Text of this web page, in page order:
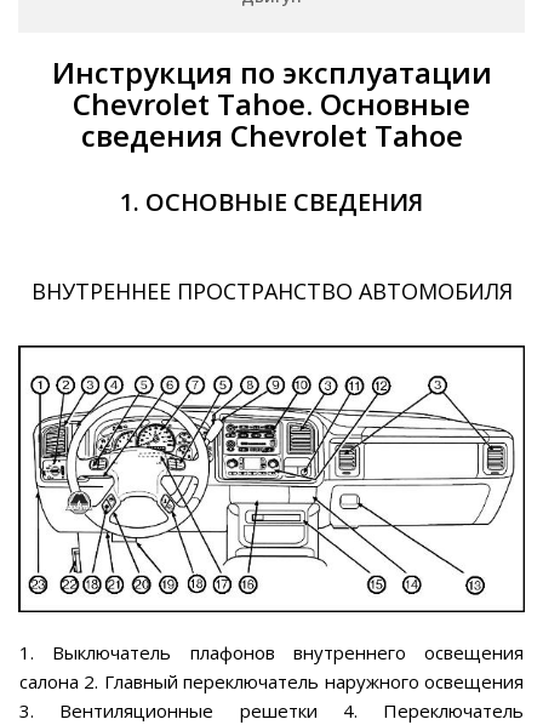
Инструкция по эксплуатации
Chevrolet Tahoe. Основные
сведения Chevrolet Tahoe
1. ОСНОВНЫЕ СВЕДЕНИЯ
ВНУТРЕННЕЕ ПРОСТРАНСТВО АВТОМОБИЛЯ
1. Выключатель плафонов внутреннего освещения
салона 2. Главный переключатель наружного освещения
3. Вентиляционные решетки 4. Переключатель